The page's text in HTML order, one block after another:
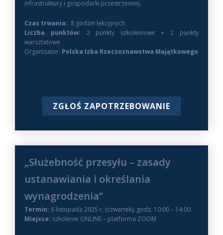
infrastruktury i gospodarki przestrzennej.
Czas trwania: 8 godzin lekcyjnych
Liczba punktów: 2 punkty szkoleniowe + 2 punkty
warsztatowe
Organizator: Polska Izba Rzeczoznawstwa Majątkowego
ZGŁOŚ ZAPOTRZEBOWANIE
„Służebność przesyłu – zasady
ustanawiania i określania
wynagrodzenia”
Termin: 6 listopada 2025 r. (czwartek), godz. 10:00 – 14:00
Miejsce: szkolenie ONLINE – platforma ZOOM